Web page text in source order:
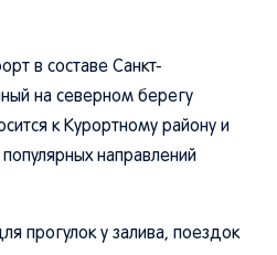
в составе Санкт-
на северном берегу
к Курортному району и
направлений
прогулок у залива, поездок